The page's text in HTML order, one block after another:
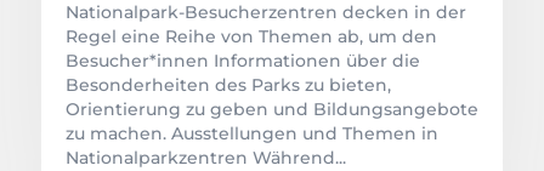
Nationalpark-Besucherzentren decken in der
Regel eine Reihe von Themen ab, um den
Besucher*innen Informationen über die
Besonderheiten des Parks zu bieten,
Orientierung zu geben und Bildungsangebote
zu machen. Ausstellungen und Themen in
Nationalparkzentren Während...